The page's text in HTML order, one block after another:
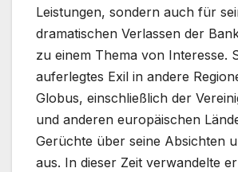
Leistungen, sondern auch für
dramatischen Verlassen der
zu einem Thema von Interesse.
auferlegtes Exil in andere
Globus, einschließlich der
und anderen europäischen
Gerüchte über seine Absichten
aus. In dieser Zeit verwandelte